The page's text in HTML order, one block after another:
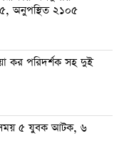
৫, অনুপস্থিত ২১০৫
কর পরিদর্শক সহ দুই
সময় ৫ যুবক আটক, ৬